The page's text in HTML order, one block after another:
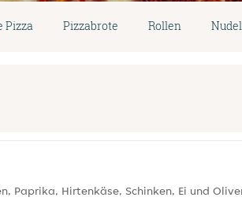
Pizza Pizzabrote Rollen
Paprika, Hirtenkäse, Schinken, Ei und